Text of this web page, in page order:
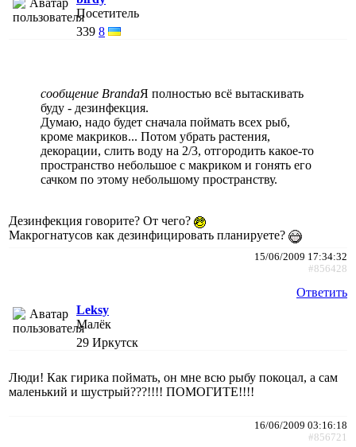
Посетитель
339 8
сообщение BrandaЯ полностью всё вытаскивать
буду - дезинфекция.
Думаю, надо будет сначала поймать всех рыб,
кроме макриков... Потом убрать растения,
декорации, слить воду на 2/3, отгородить какое-то
пространство небольшое с макриком и гонять его
сачком по этому небольшому пространству.
Дезинфекция говорите? От чего?
Макрогнатусов как дезинфицировать планируете?
15/06/2009 17:34:32
#856428
Ответить
Leksy
Малёк
29 Иркутск
Люди! Как гирика поймать, он мне всю рыбу покоцал, а сам
маленький и шустрый???!!!! ПОМОГИТЕ!!!!
16/06/2009 03:16:18
#856721